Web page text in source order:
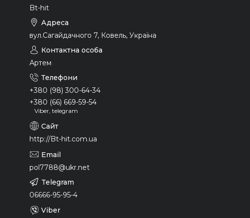
Bt-hit
вул.Сагайдачного 7, Ковель, Україна
Артем
+380 (98) 300-64-34
+380 (66) 669-59-54
Viber, telegram
http://Bt-hit.com.ua
pol7788@ukr.net
06666-95-95-4